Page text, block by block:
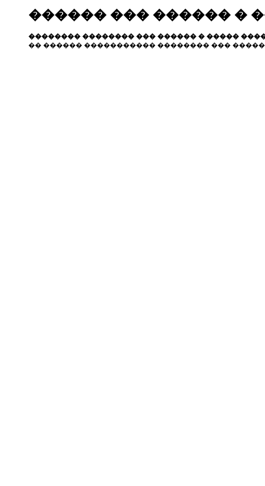
������ ��� ������ �
�������� �������� ��� ������ � �����
�� ������ ����������� �������� ���